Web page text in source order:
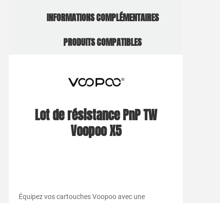
INFORMATIONS COMPLÉMENTAIRES
PRODUITS COMPATIBLES
Lot de résistance PnP TW
Voopoo X5
Équipez vos cartouches Voopoo avec une